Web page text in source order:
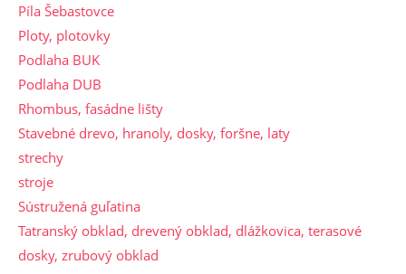
Píla Šebastovce
Ploty, plotovky
Podlaha BUK
Podlaha DUB
Rhombus, fasádne lišty
Stavebné drevo, hranoly, dosky, foršne, laty
strechy
stroje
Sústružená guľatina
Tatranský obklad, drevený obklad, dlážkovica, terasové
dosky, zrubový obklad